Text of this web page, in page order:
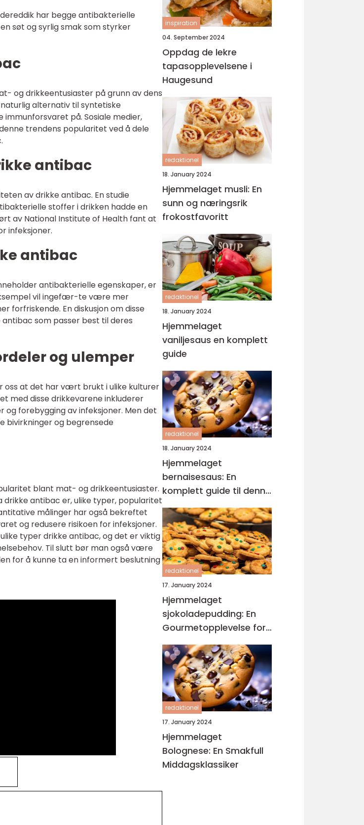
har begge antibakterielle
søt og syrlig smak som styrker
og drikkeentusiaster på grunn av dens
alternativ til syntetiske
på. Sosiale medier,
trendens popularitet ved å dele
antibac
av drikke antibac. En studie
stoffer i drikken hadde en
av National Institute of Health fant at
infeksjoner.
antibac
antibakterielle egenskaper, er
vil ingefær-te være mer
forfriskende. En diskusjon om disse
som passer best til deres
og ulemper
oss at det har vært brukt i ulike kulturer
med disse drikkevarene inkluderer
forebygging av infeksjoner. Men det
bivirkninger og begrensede
blant mat- og drikkeentusiaster.
antibac er, ulike typer, popularitet
målinger har også bekreftet
og redusere risikoen for infeksjoner.
typer drikke antibac, og det er viktig
Til slutt bør man også være
for å kunne ta en informert beslutning
inspiration
04. September 2024
Oppdag de lekre
tapasopplevelsene i
Haugesund
redaktionel
18. January 2024
Hjemmelaget musli: En
sunn og næringsrik
frokostfavoritt
redaktionel
18. January 2024
Hjemmelaget
vaniljesaus en komplett
guide
redaktionel
18. January 2024
Hjemmelaget
bernaisesaus: En
komplett guide til denne
klassikeren
redaktionel
17. January 2024
Hjemmelaget
sjokoladepudding: En
Gourmetopplevelse for
Sjokoladeelskere
redaktionel
17. January 2024
Hjemmelaget
Bolognese: En Smakfull
Middagsklassiker